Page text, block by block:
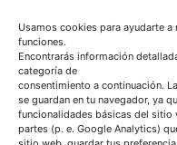
Usamos cookies para ayudarte
funciones.
Encontrarás información
categoría de
consentimiento a continuación.
se guardan en tu navegador, ya
funcionalidades básicas del sitio
partes (p. e. Google Analytics)